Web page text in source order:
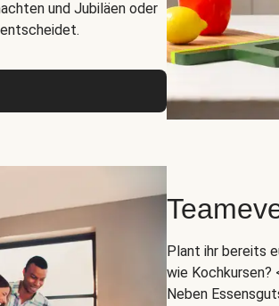
und Jubiläen oder
Plant ihr bereits
wie Kochkursen?
Neben